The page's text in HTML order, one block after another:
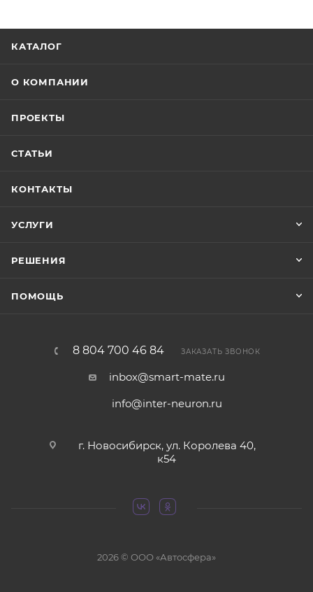
КАТАЛОГ
О КОМПАНИИ
ПРОЕКТЫ
СТАТЬИ
КОНТАКТЫ
УСЛУГИ
РЕШЕНИЯ
ПОМОЩЬ
8 804 700 46 84 ЗАКАЗАТЬ ЗВОНОК
inbox@smart-mate.ru
info@inter-neuron.ru
г. Новосибирск, ул. Королева 40,
к54
2026 © ООО «Автосфера»